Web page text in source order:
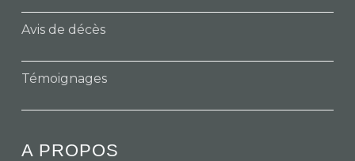
Avis de décès
Témoignages
A PROPOS